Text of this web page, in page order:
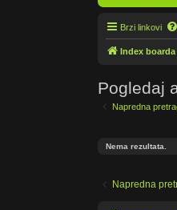
Brzi linkovi
Index boarda
Pogledaj
Napredna
Nema rezultata.
Napredna